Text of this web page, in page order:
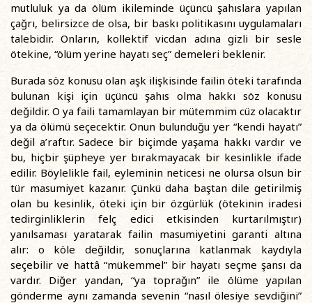
mutluluk ya da ölüm ikileminde üçüncü şahıslara yapılan
çağrı, belirsizce de olsa, bir baskı politikasını uygulamaları
talebidir. Onların, kollektif vicdan adına gizli bir sesle
ötekine, “ölüm yerine hayatı seç” demeleri beklenir.
Burada söz konusu olan aşk ilişkisinde failin öteki tarafında
bulunan kişi için üçüncü şahıs olma hakkı söz konusu
değildir. O ya faili tamamlayan bir mütemmim cüz olacaktır
ya da ölümü seçecektir. Onun bulunduğu yer “kendi hayatı”
değil a’raftır. Sadece bir biçimde yaşama hakkı vardır ve
bu, hiçbir şüpheye yer bırakmayacak bir kesinlikle ifade
edilir. Böylelikle fail, eyleminin neticesi ne olursa olsun bir
tür masumiyet kazanır. Çünkü daha baştan dile getirilmiş
olan bu kesinlik, öteki için bir özgürlük (ötekinin iradesi
tedirginliklerin felç edici etkisinden kurtarılmıştır)
yanılsaması yaratarak failin masumiyetini garanti altına
alır: o köle değildir, sonuçlarına katlanmak kaydıyla
seçebilir ve hattâ “mükemmel” bir hayatı seçme şansı da
vardır. Diğer yandan, “ya toprağın” ile ölüme yapılan
gönderme aynı zamanda sevenin “nasıl ölesiye sevdiğini”